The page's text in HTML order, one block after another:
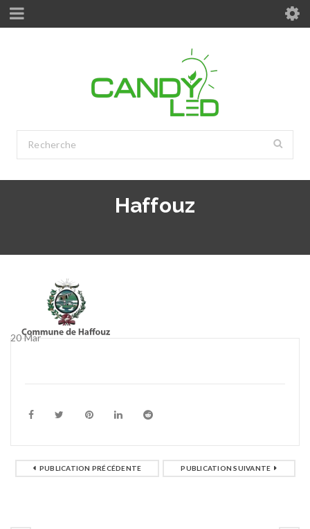
Haffouz
20Mar
PUBLICATION PRÉCÉDENTE PUBLICATION SUIVANTE